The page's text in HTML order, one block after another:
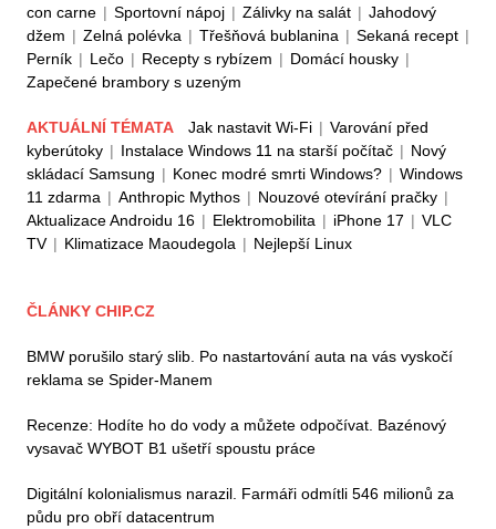
con carne | Sportovní nápoj | Zálivky na salát | Jahodový
džem | Zelná polévka | Třešňová bublanina | Sekaná recept |
Perník | Lečo | Recepty s rybízem | Domácí housky |
Zapečené brambory s uzeným
AKTUÁLNÍ TÉMATA Jak nastavit Wi-Fi | Varování před
kyberútoky | Instalace Windows 11 na starší počítač | Nový
skládací Samsung | Konec modré smrti Windows? | Windows
11 zdarma | Anthropic Mythos | Nouzové otevírání pračky |
Aktualizace Androidu 16 | Elektromobilita | iPhone 17 | VLC
TV | Klimatizace Maoudegola | Nejlepší Linux
ČLÁNKY CHIP.CZ
BMW porušilo starý slib. Po nastartování auta na vás vyskočí
reklama se Spider-Manem
Recenze: Hodíte ho do vody a můžete odpočívat. Bazénový
vysavač WYBOT B1 ušetří spoustu práce
Digitální kolonialismus narazil. Farmáři odmítli 546 milionů za
půdu pro obří datacentrum